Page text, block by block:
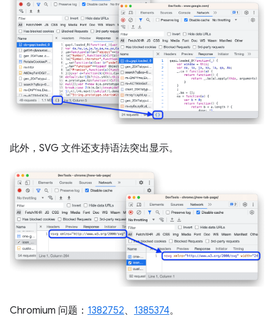
此外，SVG 文件还支持语法突出显示。
Chromium 问题： 1382752、 1385374。